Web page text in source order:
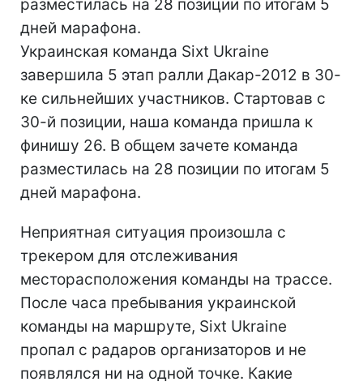
разместилась на 28 позиции по итогам 5
дней марафона.
Украинская команда Sixt Ukraine
завершила 5 этап ралли Дакар-2012 в 30-
ке сильнейших участников. Стартовав с
30-й позиции, наша команда пришла к
финишу 26. В общем зачете команда
разместилась на 28 позиции по итогам 5
дней марафона.
Неприятная ситуация произошла с
трекером для отслеживания
месторасположения команды на трассе.
После часа пребывания украинской
команды на маршруте, Sixt Ukraine
пропал с радаров организаторов и не
появлялся ни на одной точке. Какие